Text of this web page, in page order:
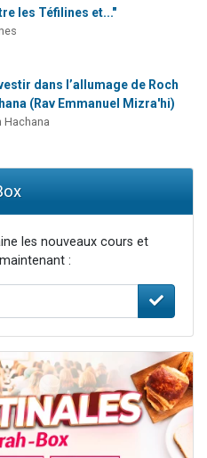
de faire un don pour 1 Journée de Vacances Pour les Enfants
les Téfilines et..."
dans l’allumage de Roch
(Rav Emmanuel Mizra'hi)
Hachana
les nouveaux cours et
: